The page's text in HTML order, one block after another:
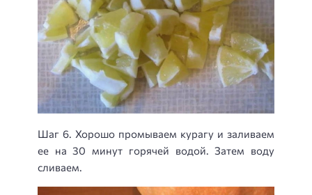
Шаг 6. Хорошо промываем курагу и заливаем
ее на 30 минут горячей водой. Затем воду
сливаем.